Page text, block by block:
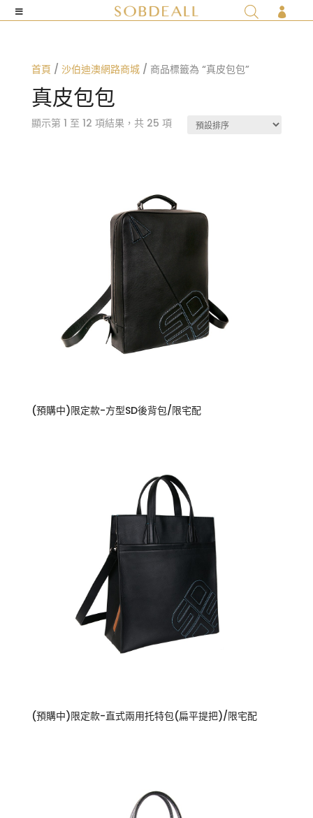

首頁 / 沙伯迪澳網路商城/ 商品標籤為 “真皮包包”
真皮包包
顯示第 1 至 12 項結果，共 25 項
(預購中)限定款-方型SD後背包/限宅配
(預購中)限定款-直式兩用托特包(扁平提把)/限宅配